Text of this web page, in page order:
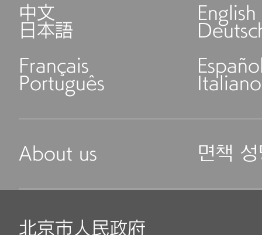
中文 English
日本語
Français
Português Italiano
About us 면책
北京市人民政府